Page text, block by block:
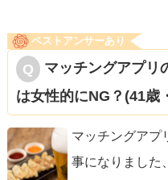
ベストアンサーあり
マッチングアプリ
は女性的にNG？(41歳
マッチングアプ
事になりました